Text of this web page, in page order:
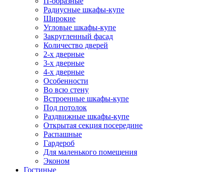
Радиусные шкафы-купе
Широкие
Угловые шкафы-купе
Закругленный фасад
Количество дверей
2-х дверные
3-х дверные
4-х дверные
Особенности
Во всю стену
Встроенные шкафы-купе
Под потолок
Раздвижные шкафы-купе
Открытая секция посередине
Распашные
Гардероб
Для маленького помещения
Эконом
Гостиные